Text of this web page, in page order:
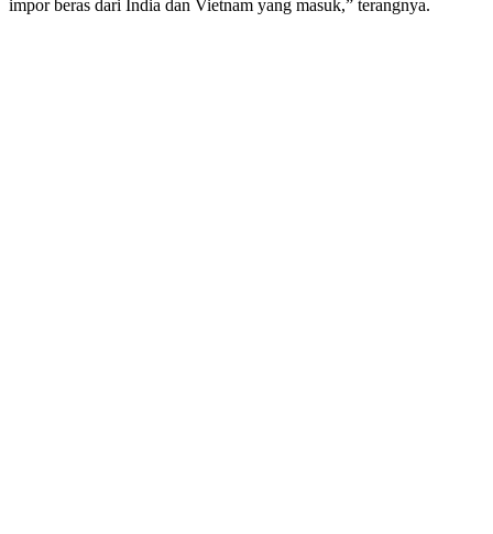
impor beras dari India dan Vietnam yang masuk,” terangnya.